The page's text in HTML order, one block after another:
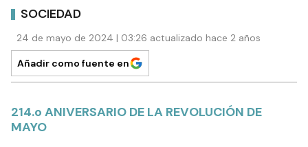
SOCIEDAD
24 de mayo de 2024 | 03:26 actualizado hace 2 años
Añadir como fuente en
214.o ANIVERSARIO DE LA REVOLUCIÓN DE
MAYO